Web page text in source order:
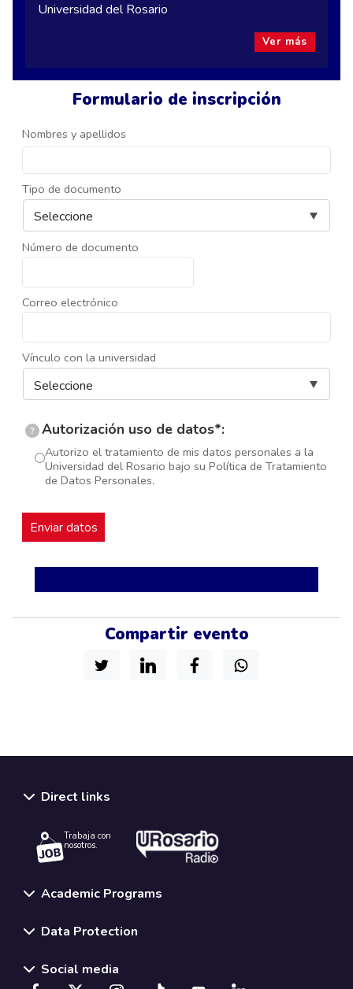
Formulario de inscripción
Nombres y apellidos
Tipo de documento
Número de documento
Correo electrónico
Vínculo con la universidad
? Autorización uso de datos*:
Autorizo el tratamiento de mis datos personales a la
Universidad del Rosario bajo su Política de Tratamiento
de Datos Personales.
Compartir evento
Universidad del Rosario
Ver más
Direct links
Trabaja con
nosotros.
Academic Programs
Data Protection
Social media